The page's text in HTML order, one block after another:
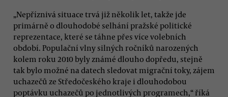
„Nepříznivá situace trvá již několik let, takže jde
primárně o dlouhodobé selhání pražské politické
reprezentace, které se táhne přes více volebních
období. Populační vlny silných ročníků narozených
kolem roku 2010 byly známé dlouho dopředu, stejně
tak bylo možné na datech sledovat migrační toky, zájem
uchazečů ze Středočeského kraje i dlouhodobou
poptávku uchazečů po jednotlivých programech,“ říká